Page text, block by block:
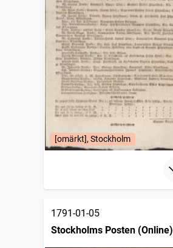
[omärkt], Stockholm
1791-01-05
Stockholms Posten (Online)